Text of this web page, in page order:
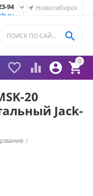
Новосибирск
94

0


 

20
Jack-
/